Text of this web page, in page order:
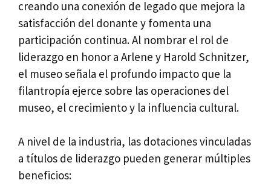
creando una conexión de legado que mejora la
satisfacción del donante y fomenta una
participación continua. Al nombrar el rol de
liderazgo en honor a Arlene y Harold Schnitzer,
el museo señala el profundo impacto que la
filantropía ejerce sobre las operaciones del
museo, el crecimiento y la influencia cultural.
A nivel de la industria, las dotaciones vinculadas
a títulos de liderazgo pueden generar múltiples
beneficios: